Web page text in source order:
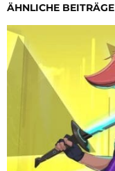
ÄHNLICHE BEITRÄGE